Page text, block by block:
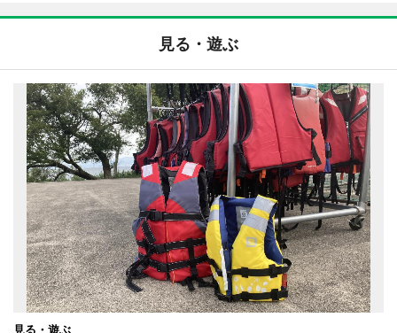
見る・遊ぶ
見る・遊ぶ